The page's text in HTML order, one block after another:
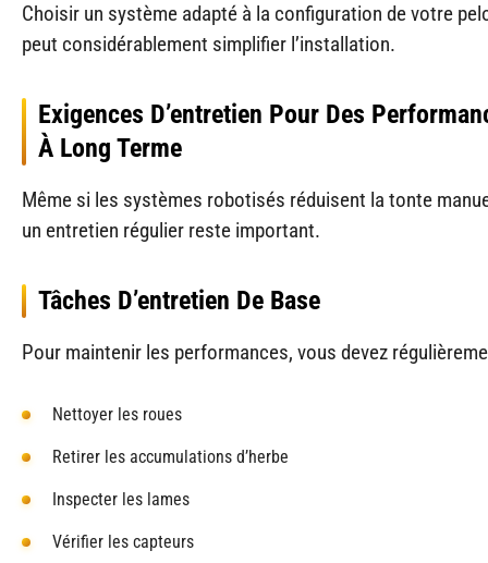
Choisir un système adapté à la configuration de votre
peut considérablement simplifier l’installation.
Exigences D’entretien Pour Des
À Long Terme
Même si les systèmes robotisés réduisent la tonte
un entretien régulier reste important.
Tâches D’entretien De Base
Pour maintenir les performances, vous devez
Nettoyer les roues
Retirer les accumulations d’herbe
Inspecter les lames
Vérifier les capteurs